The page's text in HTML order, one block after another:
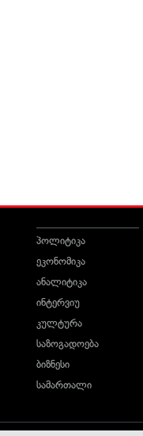
პოლიტიკა
ეკონომიკა
ანალიტიკა
ინტერვიუ
კულტურა
საზოგადოება
ბიზნესი
სამართალი